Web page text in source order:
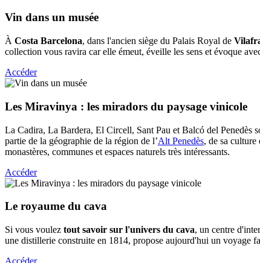
Vin dans un musée
À Costa Barcelona, dans l'ancien siège du Palais Royal de
collection vous ravira car elle émeut, éveille les sens et évoque
Accéder
Les Miravinya : les miradors du paysage vinicole
La Cadira, La Bardera, El Circell, Sant Pau et Balcó del Penedès
partie de la géographie de la région de l’Alt Penedès, de sa
monastères, communes et espaces naturels très intéressants.
Accéder
Le royaume du cava
Si vous voulez tout savoir sur l'univers du cava, un centre
une distillerie construite en 1814, propose aujourd'hui un voyage
Accéder